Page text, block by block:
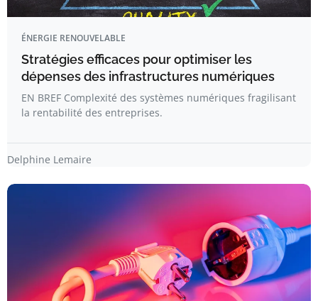
ÉNERGIE RENOUVELABLE
Stratégies efficaces pour optimiser les
dépenses des infrastructures numériques
EN BREF Complexité des systèmes numériques fragilisant
la rentabilité des entreprises.
Delphine Lemaire